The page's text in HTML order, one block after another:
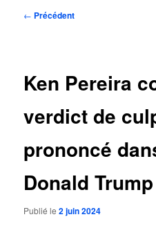
Navigation
← Précédent
Ken Pereira
verdict de
prononcé
Donald Trump
Publié le2 juin 2024